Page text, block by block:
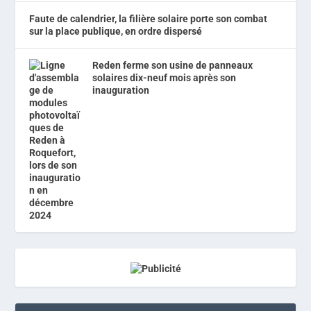
Faute de calendrier, la filière solaire porte son combat
sur la place publique, en ordre dispersé
Reden ferme son usine de panneaux
solaires dix-neuf mois après son
inauguration